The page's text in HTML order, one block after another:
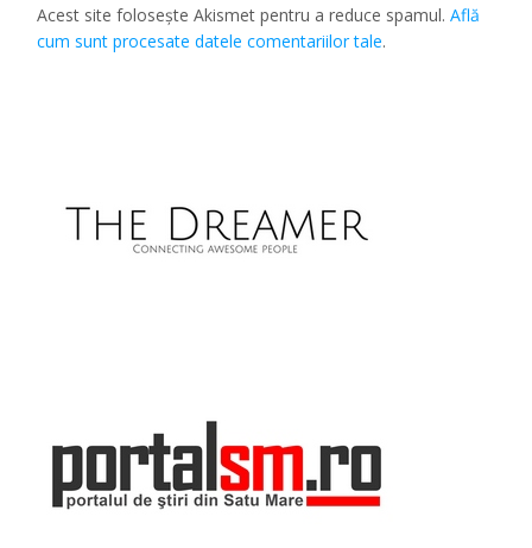
Acest site folosește Akismet pentru a reduce spamul.Află
cum sunt procesate datele comentariilor tale.